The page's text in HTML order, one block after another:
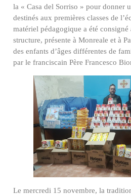
la « Casa del Sorriso » pour donner
destinés aux premières classes de
matériel pédagogique a été
structure, présente à Monreale et à
des enfants d’âges différentes de
par le franciscain Père Francesco
Le mercredi 15 novembre, la